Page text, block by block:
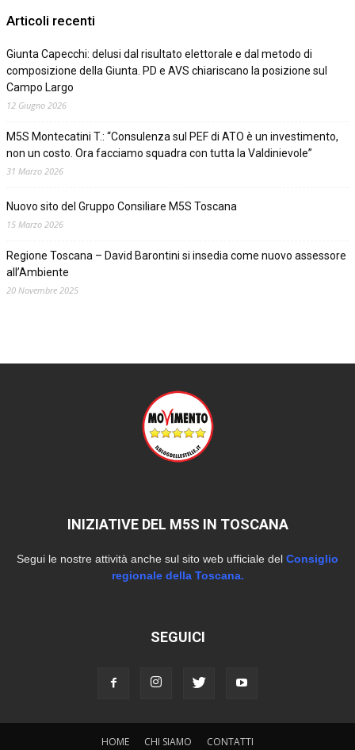
Articoli recenti
Giunta Capecchi: delusi dal risultato elettorale e dal metodo di
composizione della Giunta. PD e AVS chiariscano la posizione sul
Campo Largo
12 Giugno 2026
M5S Montecatini T.: “Consulenza sul PEF di ATO è un investimento,
non un costo. Ora facciamo squadra con tutta la Valdinievole”
31 Marzo 2026
Nuovo sito del Gruppo Consiliare M5S Toscana
15 Marzo 2026
Regione Toscana – David Barontini si insedia come nuovo assessore
all’Ambiente
20 Novembre 2025
INIZIATIVE DEL M5S IN TOSCANA
Segui le nostre attività anche sul sito web ufficiale del Consiglio
regionale della Toscana.
SEGUICI
HOME CHI SIAMO CONTATTI